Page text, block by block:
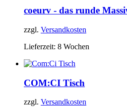
coeurv - das runde
zzgl. Versandkosten
Lieferzeit: 8 Wochen
COM:CI Tisch
zzgl. Versandkosten